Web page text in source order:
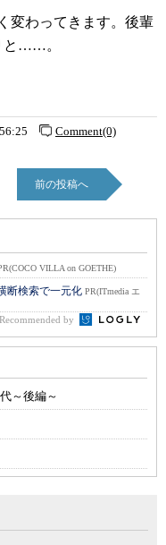
変わってきます。後輩
と……。
Comment(0)
前の投稿へ
VILLA on GOETHE)
断検索で一元化 PR(ITmedia エ
Recommended by
～後編～